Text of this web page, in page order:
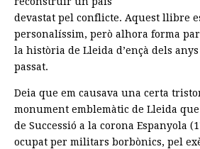
devastat pel conflicte. Aquest llibre
personalíssim, però alhora forma
la història de Lleida d’ençà dels
passat.
Deia que em causava una certa
monument emblemàtic de Lleida
de Successió a la corona Espanyola
ocupat per militars borbònics, pel